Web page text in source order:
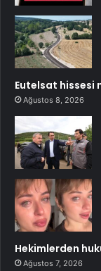
Eutelsat hissesi
Ağustos 8, 2026
Hekimlerden
Ağustos 7, 2026